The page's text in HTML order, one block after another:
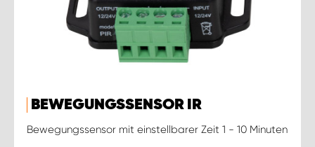
BEWEGUNGSSENSOR IR
Bewegungssensor mit einstellbarer Zeit 1 - 10 Minuten